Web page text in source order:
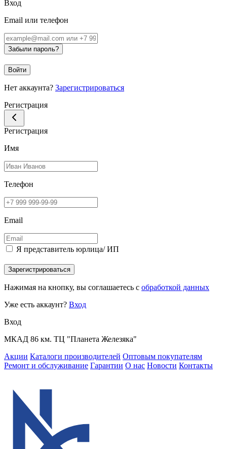
Вход
Email или телефон
Забыли пароль?
Войти
Нет аккаунта? Зарегистрироваться
Регистрация
Регистрация
Имя
Телефон
Email
Я представитель юрлица/ ИП
Зарегистрироваться
Нажимая на кнопку, вы соглашаетесь с обработкой данных
Уже есть аккаунт? Вход
Вход
МКАД 86 км. ТЦ "Планета Железяка"
Акции Каталоги производителей Оптовым покупателям
Ремонт и обслуживание Гарантии О нас Новости Контакты